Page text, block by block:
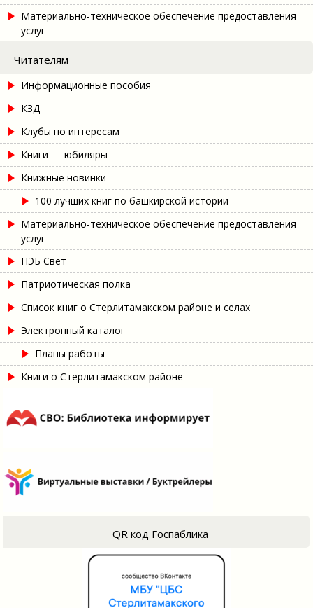
Материально-техническое обеспечение предоставления
услуг
Читателям
Информационные пособия
КЗД
Клубы по интересам
Книги — юбиляры
Книжные новинки
100 лучших книг по башкирской истории
Материально-техническое обеспечение предоставления
услуг
НЭБ Свет
Патриотическая полка
Список книг о Стерлитамакском районе и селах
Электронный каталог
Планы работы
Книги о Стерлитамакском районе
QR код Госпаблика